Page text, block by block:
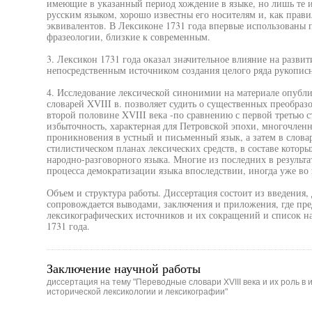
имеющие в указанный период хождение в языке, но лишь те
русским языком, хорошо известны его носителям и, как
эквивалентов. В Лексиконе 1731 года впервые
фразеологии, близкие к современным.
3. Лексикон 1731 года оказал значительное влияние на
непосредственным источником создания целого ряда
4. Исследование лексической синонимии на материале
словарей XVIII в. позволяет судить о существенных
второй половине XVIII века -по сравнению с первой третью
избыточность, характерная для Петровской эпохи,
проникновения в устный и письменный язык, а затем в
стилистическом планах лексических средств, в составе
народно-разговорного языка. Многие из последних в
процесса демократизации языка впоследствии, иногда уже
Объем и структура работы. Диссертация состоит из
сопровождается выводами, заключения и приложения, где
лексикографических источников и их сокращений и список
1731 года.
Заключение научной работы
диссертация на тему "Переводные словари XVIII века и их роль
исторической лексикологии и лексикографии"